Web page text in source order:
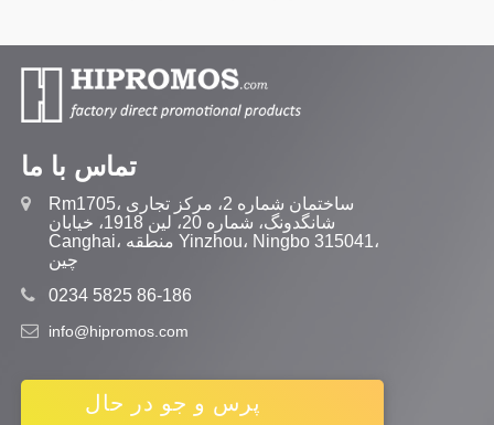
تماس با ما
Rm1705، ساختمان شماره 2، مرکز تجاری
شانگدونگ، شماره 20، لین 1918، خیابان
Canghai، منطقه Yinzhou، Ningbo 315041،
چین
0234 5825 86-186
info@hipromos.com
پرس و جو در حال